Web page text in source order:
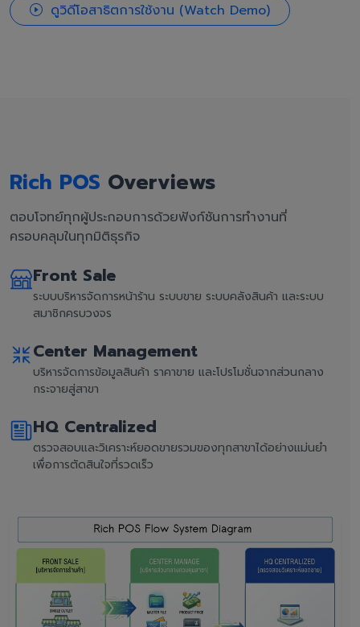
ดูวิดีโอสาธิตการใช้งาน (Watch Demo)
Rich POS Overviews
ตอบโจทย์ทุกผู้ประกอบการด้วยฟังก์ชันการทำงานที่
ครอบคลุมในทุกมิติธุรกิจ
Front Sale
ระบบบริหารจัดการหน้าร้าน ระบบขาย ระบบคลังสินค้า และระบบ
สมาชิกครบวงจร
Center Management
บริหารจัดการข้อมูลสินค้า ราคาขาย และโปรโมชั่นจากส่วนกลาง
กระจายสู่สาขา
HQ Centralized
ตรวจสอบและวิเคราะห์ยอดขายรวมของทุกสาขาได้อย่างแม่นยำ
เพื่อการตัดสินใจที่รวดเร็ว